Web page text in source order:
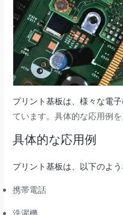
プリント基板は、様々な電
ています。具体的な応用例を
具体的な応用例
プリント基板は、以下のよ
携帯電話